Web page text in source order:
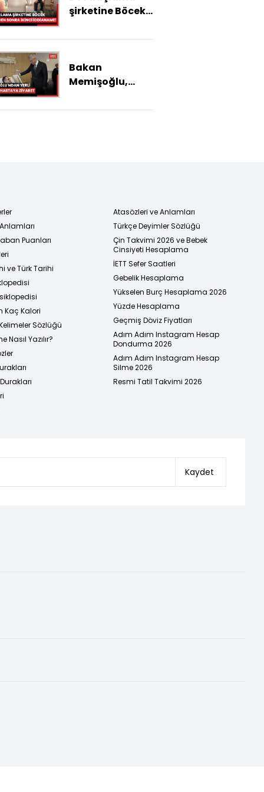
şirketine Böcek
ikinci
Bakan
Memişoğlu,
yerli kalp-
Puanları
ve Türk Tarihi
Kaç Kalori
Sözlüğü
Nasıl Yazılır?
Atasözleri ve Anlamları
Türkçe Deyimler Sözlüğü
Çin Takvimi 2026 ve Bebek
Cinsiyeti Hesaplama
İETT Sefer Saatleri
Gebelik Hesaplama
Yükselen Burç Hesaplama 2026
Yüzde Hesaplama
Geçmiş Döviz Fiyatları
Adım Adım Instagram Hesap
Dondurma 2026
Adım Adım Instagram Hesap
Silme 2026
Resmi Tatil Takvimi 2026
Kaydet